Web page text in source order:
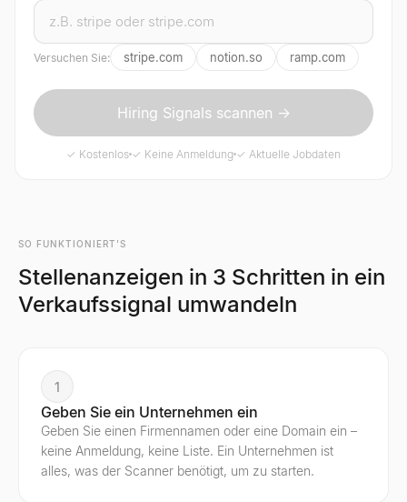
Versuchen Sie: stripe.com notion.so ramp.com
Hiring Signals scannen →
✓ Kostenlos ✓ Keine Anmeldung ✓ Aktuelle Jobdaten
SO FUNKTIONIERT'S
Stellenanzeigen in 3 Schritten in ein
Verkaufssignal umwandeln
1
Geben Sie ein Unternehmen ein
Geben Sie einen Firmennamen oder eine Domain ein –
keine Anmeldung, keine Liste. Ein Unternehmen ist
alles, was der Scanner benötigt, um zu starten.